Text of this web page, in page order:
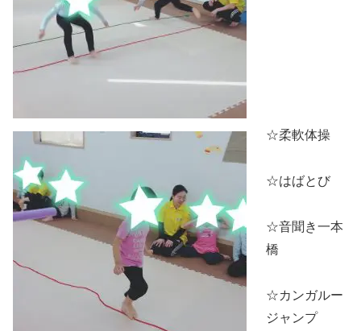
☆柔軟体操
☆はばとび
☆音聞き一本
橋
☆カンガルー
ジャンプ